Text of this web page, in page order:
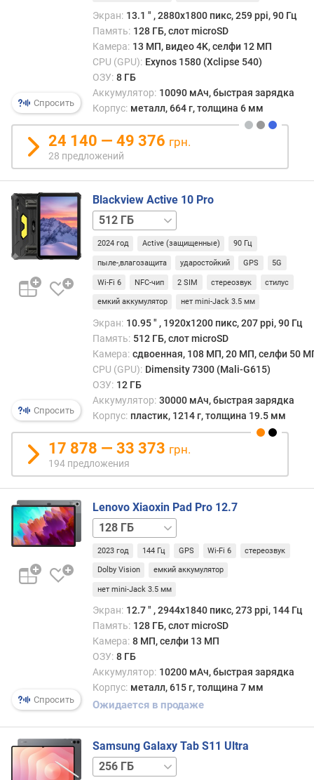
n
c
h
m
a
r
k
(
0
0
0
o
м
к
о
с
т
ь
б
а
т
а
е
и
е
с
(
г
)
Спросить
Экран: 13.1 ″ , 2880x1800 пикс, 259 ppi, 90 Гц
Память: 128 ГБ, слот microSD
Камера: 13 МП, видео 4K, селфи 12 МП
CPU (GPU): Exynos 1580 (Xclipse 540)
ОЗУ: 8 ГБ
Аккумулятор: 10090 мАч, быстрая зарядка
Корпус: металл, 664 г, толщина 6 мм
24 140 — 49 376 грн.
28 предложений
Спросить
Blackview Active 10 Pro
256 ГБ
2024 год Active (защищенные) 90 Гц
пыле-,влагозащита ударостойкий GPS 5G
Wi-Fi 6 NFC-чип 2 SIM стереозвук стилус
емкий аккумулятор нет mini-Jack 3.5 мм
Экран: 10.95 ″ , 1920x1200 пикс, 207 ppi, 90 Гц
Память: 512 ГБ, слот microSD
Камера: сдвоенная, 108 МП, 20 МП, селфи 50
CPU (GPU): Dimensity 7300 (Mali-G615)
ОЗУ: 12 ГБ
Аккумулятор: 30000 мАч, быстрая зарядка
Корпус: пластик, 1214 г, толщина 19.5 мм
17 878 — 33 373 грн.
194 предложения
Спросить
Lenovo Xiaoxin Pad Pro 12.7
256 ГБ
2023 год 144 Гц GPS Wi-Fi 6 стереозвук
Dolby Vision емкий аккумулятор
нет mini-Jack 3.5 мм
Экран: 12.7 ″ , 2944x1840 пикс, 273 ppi, 144 Гц
Память: 128 ГБ, слот microSD
Камера: 8 МП, селфи 13 МП
ОЗУ: 8 ГБ
Аккумулятор: 10200 мАч, быстрая зарядка
Корпус: металл, 615 г, толщина 7 мм
Ожидается в продаже
Samsung Galaxy Tab S11 Ultra
256 ГБ